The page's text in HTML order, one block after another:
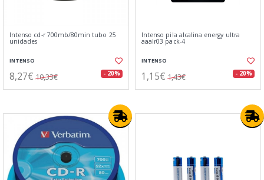
Intenso cd-r 700mb/80min tubo 25
unidades
INTENSO
8,27€ 10,33€ - 20%
Intenso pila alcalina energy ultra
aaalr03 pack-4
INTENSO
1,15€ 1,43€ - 20%